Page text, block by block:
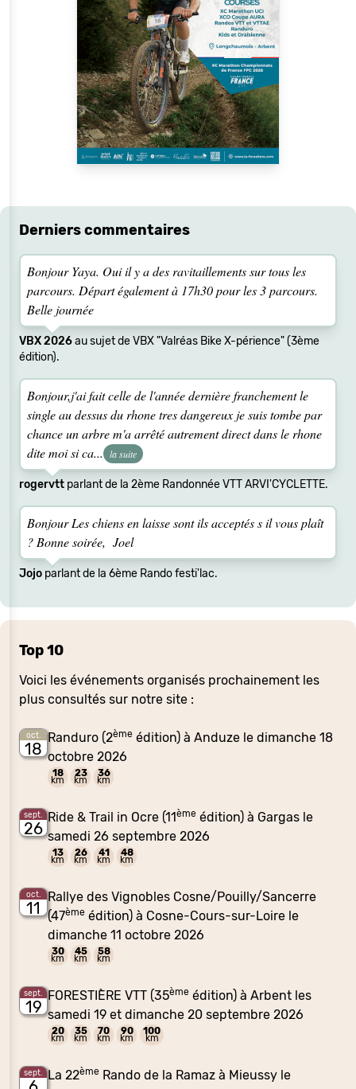
Derniers commentaires
Bonjour Yaya. Oui il y a des ravitaillements sur tous les
parcours. Départ également à 17h30 pour les 3 parcours.
Belle journée
VBX 2026au sujet de VBX "Valréas Bike X-périence" (3ème
édition).
Bonjour,j'ai fait celle de l'année dernière franchement le
single au dessus du rhone tres dangereux je suis tombe par
chance un arbre m'a arrêté autrement direct dans le rhone
dite moi si ca...
la suite
rogervtt parlant de la 2ème Randonnée VTT ARVI'CYCLETTE.
Bonjour Les chiens en laisse sont ils acceptés s il vous plaît
? Bonne soirée, Joel
Jojo parlant de la 6ème Rando festi'lac.
Top 10
Voici les événements organisés prochainement les
plus consultés sur notre site :
oct.
18
Randuro (2ème édition) à Anduze le dimanche 18
octobre 2026
18
km
23
km
36
km
sept.
26
Ride & Trail in Ocre (11ème édition) à Gargas le
samedi 26 septembre 2026
13
km
26
km
41
km
48
km
oct.
11
Rallye des Vignobles Cosne/Pouilly/Sancerre
(47ème édition) à Cosne-Cours-sur-Loire le
dimanche 11 octobre 2026
30
km
45
km
58
km
sept.
19
FORESTIÈRE VTT (35ème édition) à Arbent les
samedi 19 et dimanche 20 septembre 2026
20
km
35
km
70
km
90
km
100
km
sept. La 22ème Rando de la Ramaz à Mieussy le